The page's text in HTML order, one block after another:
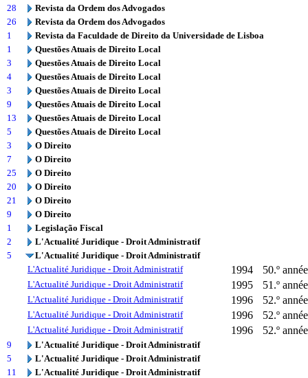
28
Revista da Ordem dos Advogados
26
Revista da Ordem dos Advogados
1
Revista da Faculdade de Direito da Universidade de Lisboa
1
Questões Atuais de Direito Local
3
Questões Atuais de Direito Local
4
Questões Atuais de Direito Local
3
Questões Atuais de Direito Local
9
Questões Atuais de Direito Local
13
Questões Atuais de Direito Local
5
Questões Atuais de Direito Local
3
O Direito
7
O Direito
25
O Direito
20
O Direito
21
O Direito
9
O Direito
1
Legislação Fiscal
2
L'Actualité Juridique - Droit Administratif
5
L'Actualité Juridique - Droit Administratif
L'Actualité Juridique - Droit Administratif
1994 50.º
L'Actualité Juridique - Droit Administratif 1995 51.º
L'Actualité Juridique - Droit Administratif 1996 52.º
L'Actualité Juridique - Droit Administratif 1996 52.º
L'Actualité Juridique - Droit Administratif 1996 52.º
9
L'Actualité Juridique - Droit Administratif
5
L'Actualité Juridique - Droit Administratif
11
L'Actualité Juridique - Droit Administratif